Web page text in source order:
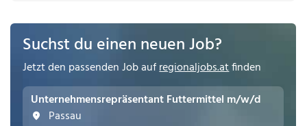
Suchst du einen neuen Job?
Jetzt den passenden Job aufregionaljobs.atfinden
Unternehmensrepräsentant Futtermittel m/w/d
Passau